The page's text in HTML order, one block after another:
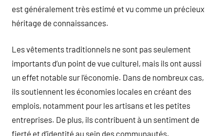
est généralement très estimé et vu comme un précieux
héritage de connaissances.
Les vêtements traditionnels ne sont pas seulement
importants d’un point de vue culturel, mais ils ont aussi
un effet notable sur l’économie. Dans de nombreux cas,
ils soutiennent les économies locales en créant des
emplois, notamment pour les artisans et les petites
entreprises. De plus, ils contribuent à un sentiment de
fierté et d’identité au sein des communautés.